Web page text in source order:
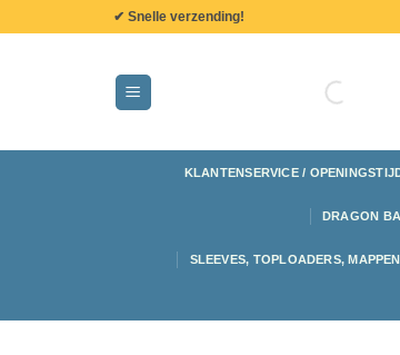
✔ Snelle verzending!
KLANTENSERVICE /
DRAGON
SLEEVES, TOPLOADERS,